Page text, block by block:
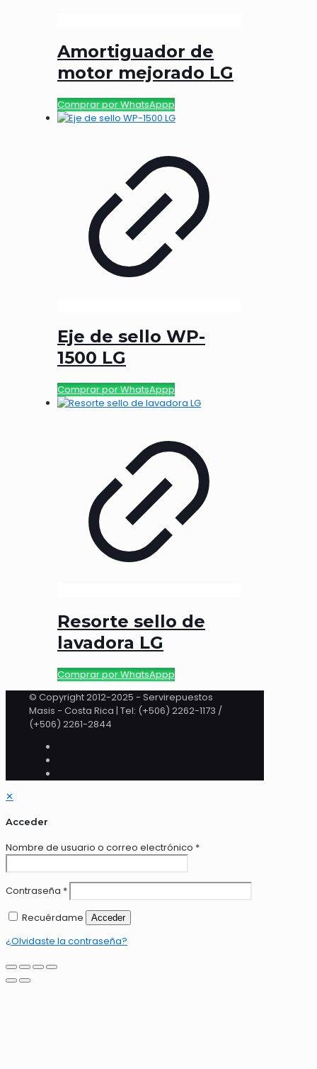
Amortiguador de
motor mejorado LG
Comprar por WhatsAppp
Eje de sello WP-
1500 LG
Comprar por WhatsAppp
Resorte sello de
lavadora LG
Comprar por WhatsAppp
© Copyright 2012-2025 - Servirepuestos
Masis - Costa Rica | Tel: (+506) 2262-1173 /
(+506) 2261-2844
✕
Acceder
Nombre de usuario o correo electrónico *
Contraseña *
Recuérdame
Acceder
¿Olvidaste la contraseña?